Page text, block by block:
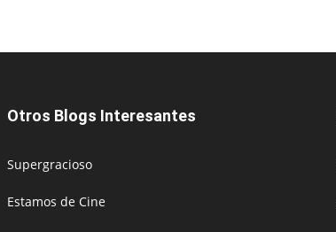
Otros Blogs Interesantes
Supergracioso
Estamos de Cine